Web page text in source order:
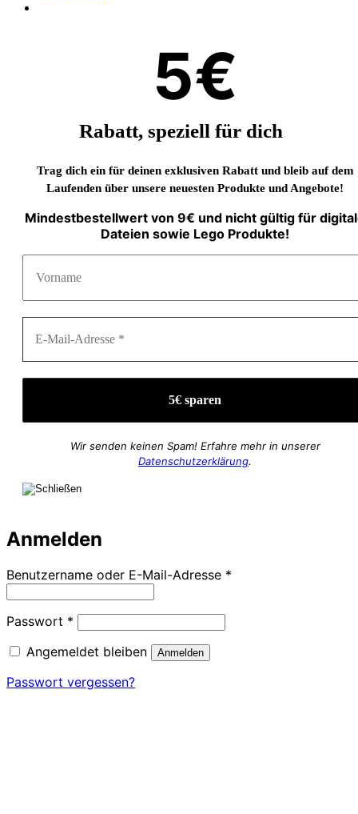
5€
Rabatt, speziell für dich
Trag dich ein für deinen exklusiven Rabatt und bleib auf dem
Laufenden über unsere neuesten Produkte und Angebote!
Mindestbestellwert von 9€ und nicht gültig für
Dateien sowie Lego Produkte!
Wir senden keinen Spam! Erfahre mehr in unserer
Datenschutzerklärung.
Anmelden
Benutzername oder E-Mail-Adresse *
Passwort * Erforderlich
Angemeldet bleiben
Anmelden
Passwort vergessen?